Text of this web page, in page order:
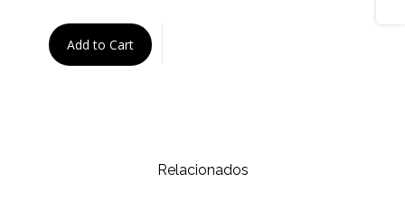
Add to Cart
Relacionados